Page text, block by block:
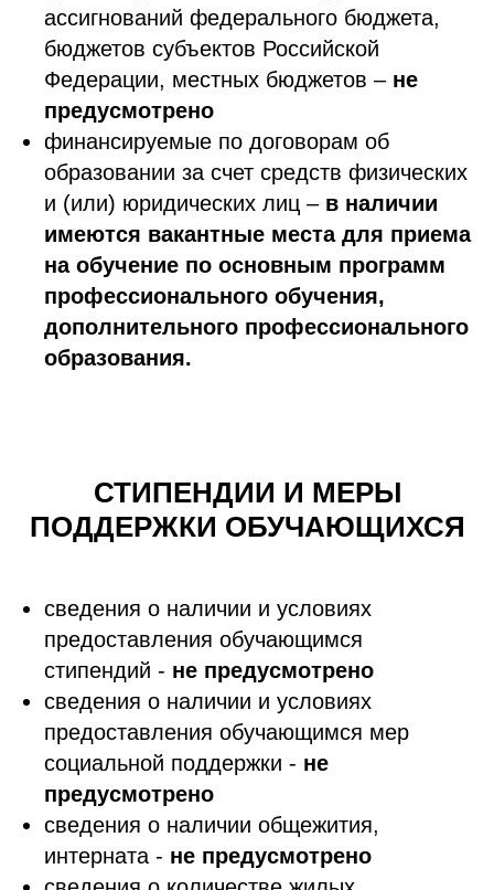
ассигнований федерального бюджета,
бюджетов субъектов Российской
Федерации, местных бюджетов – не
предусмотрено
финансируемые по договорам об
образовании за счет средств физических
и (или) юридических лиц – в наличии
имеются вакантные места для приема
на обучение по основным программ
профессионального обучения,
дополнительного профессионального
образования.
СТИПЕНДИИ И МЕРЫ
ПОДДЕРЖКИ ОБУЧАЮЩИХСЯ
сведения о наличии и условиях
предоставления обучающимся
стипендий - не предусмотрено
сведения о наличии и условиях
предоставления обучающимся мер
социальной поддержки - не
предусмотрено
сведения о наличии общежития,
интерната - не предусмотрено